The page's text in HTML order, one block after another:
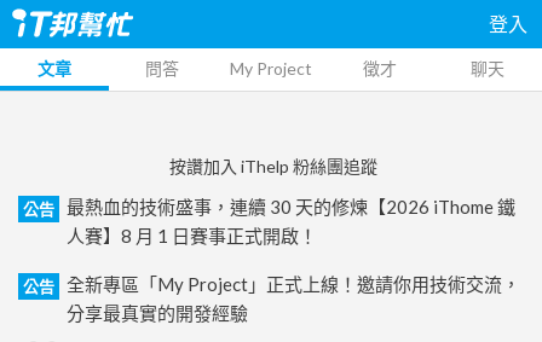
登入
文章 問答 My Project 徵才 聊天
按讚加入 iThelp 粉絲團追蹤
公告
最熱血的技術盛事，連續 30 天的修煉【2026 iThome 鐵
人賽】8 月 1 日賽事正式開啟！
公告
全新專區「My Project」正式上線！邀請你用技術交流，
分享最真實的開發經驗